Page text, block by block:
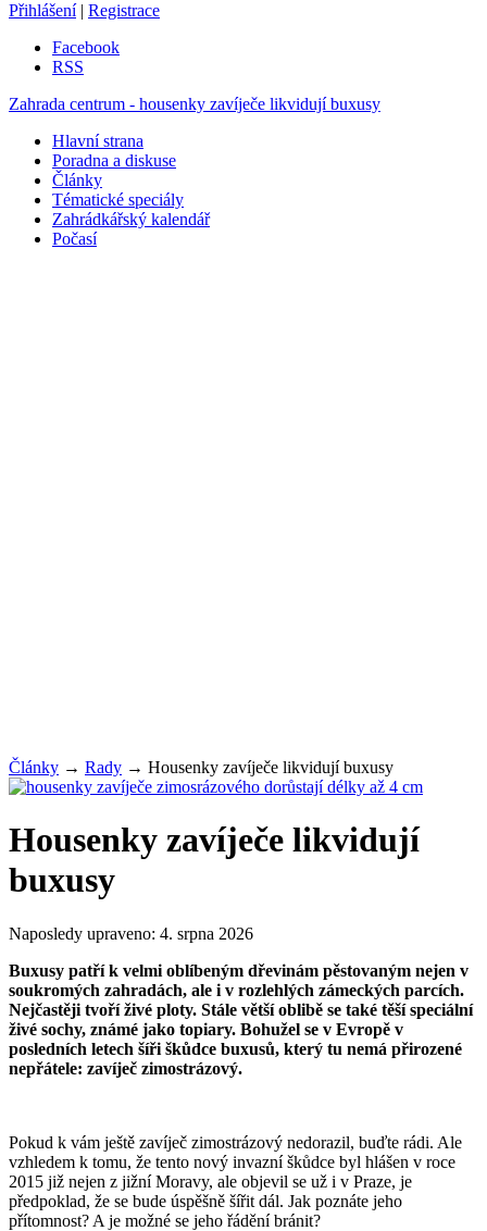
Přihlášení | Registrace
Facebook
RSS
Zahrada centrum - housenky zavíječe likvidují buxusy
Hlavní strana
Poradna a diskuse
Články
Tématické speciály
Zahrádkářský kalendář
Počasí
Články → Rady → Housenky zavíječe likvidují buxusy
Housenky zavíječe likvidují
buxusy
Naposledy upraveno: 4. srpna 2026
Buxusy patří k velmi oblíbeným dřevinám pěstovaným nejen v
soukromých zahradách, ale i v rozlehlých zámeckých parcích.
Nejčastěji tvoří živé ploty. Stále větší oblibě se také těší speciální
živé sochy, známé jako topiary. Bohužel se v Evropě v
posledních letech šíři škůdce buxusů, který tu nemá přirozené
nepřátele: zavíječ zimostrázový.
Pokud k vám ještě zavíječ zimostrázový nedorazil, buďte rádi. Ale
vzhledem k tomu, že tento nový invazní škůdce byl hlášen v roce
2015 již nejen z jižní Moravy, ale objevil se už i v Praze, je
předpoklad, že se bude úspěšně šířit dál. Jak poznáte jeho
přítomnost? A je možné se jeho řádění bránit?